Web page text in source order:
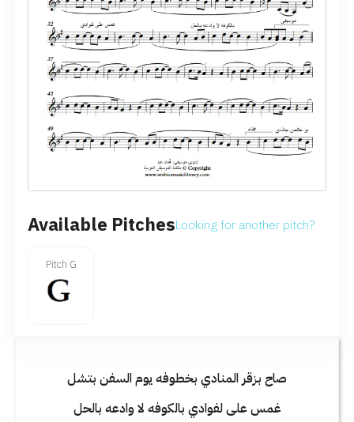
Available PitchesLooking for another pitch?
Pitch G
صاح بزقر المنادي بخطوفه يوم السفن بتشل
غمس على لفوادي بالكوفه لا وادعه بالحل